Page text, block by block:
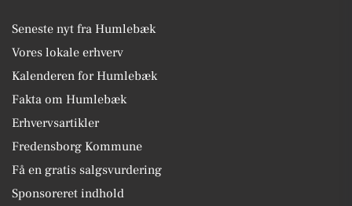
Seneste nyt fra Humlebæk
Vores lokale erhverv
Kalenderen for Humlebæk
Fakta om Humlebæk
Erhvervsartikler
Fredensborg Kommune
Få en gratis salgsvurdering
Sponsoreret indhold